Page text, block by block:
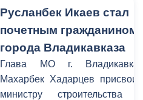
глава АМС г.
Владикавказа Борис
Албегов. Согласно
повестке дня заслушали
вопрос о внесении
изменений в бюджет
Русланбек Икаев стал
почетным гражданином
города Владикавказа
Глава МО г. Владикавказ
Махарбек Хадарцев присвоил
министру строительства и